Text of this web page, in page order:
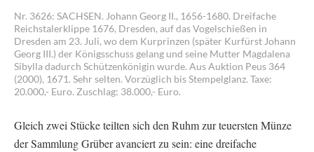
Nr. 3626: SACHSEN. Johann Georg II., 1656-1680. Dreifache
Reichstalerklippe 1676, Dresden, auf das Vogelschießen in
Dresden am 23. Juli, wo dem Kurprinzen (später Kurfürst Johann
Georg III.) der Königsschuss gelang und seine Mutter Magdalena
Sibylla dadurch Schützenkönigin wurde. Aus Auktion Peus 364
(2000), 1671. Sehr selten. Vorzüglich bis Stempelglanz. Taxe:
20.000,- Euro. Zuschlag: 38.000,- Euro.
Gleich zwei Stücke teilten sich den Ruhm zur teuersten Münze
der Sammlung Grüber avanciert zu sein: eine dreifache